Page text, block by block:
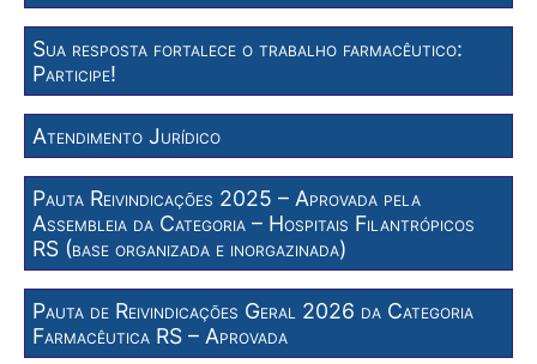
Sua resposta fortalece o trabalho farmacêutico:
Participe!
Atendimento Jurídico
Pauta Reivindicações 2025 – Aprovada pela
Assembleia da Categoria – Hospitais Filantrópicos
RS (base organizada e inorgazinada)
Pauta de Reivindicações Geral 2026 da Categoria
Farmacêutica RS – Aprovada